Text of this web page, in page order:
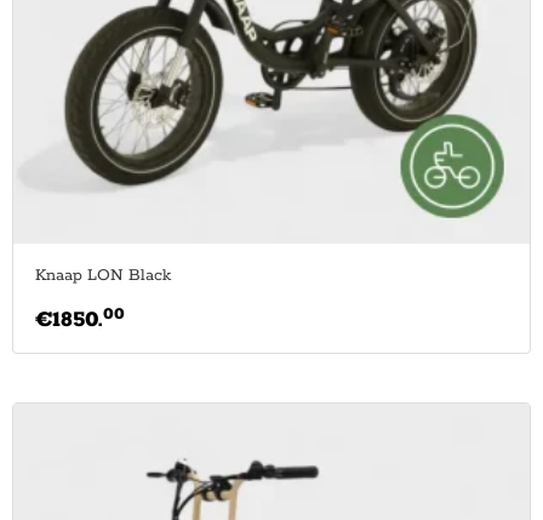
Knaap LON Black
€1850.00